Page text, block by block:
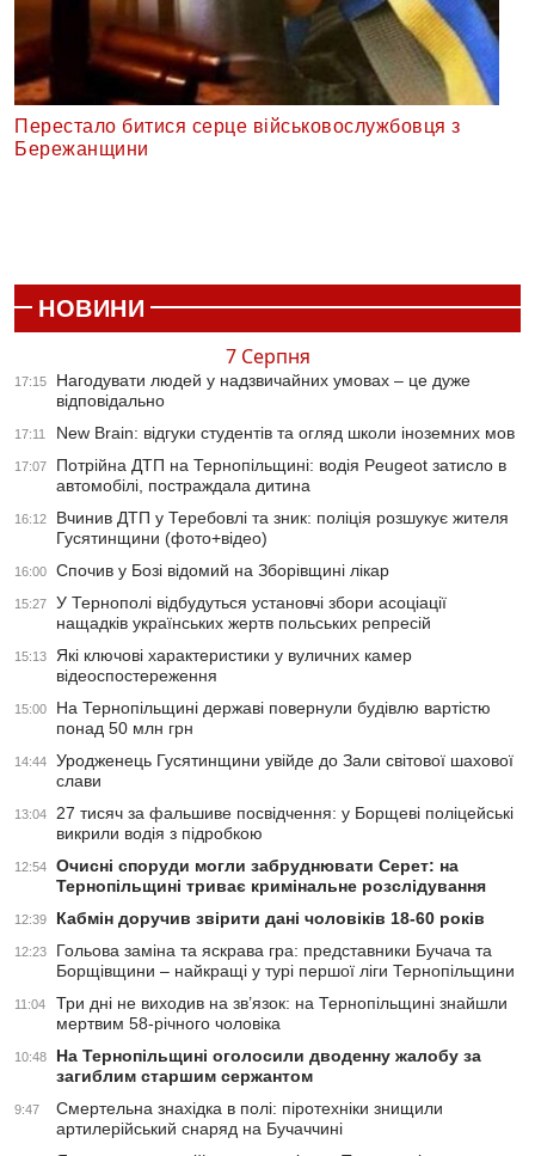
Перестало битися серце військовослужбовця з
Бережанщини
НОВИНИ
7 Серпня
17:15
Нагодувати людей у надзвичайних умовах – це дуже
відповідально
17:11 New Brain: відгуки студентів та огляд школи іноземних мов
17:07
Потрійна ДТП на Тернопільщині: водія Peugeot затисло в
автомобілі, постраждала дитина
16:12
Вчинив ДТП у Теребовлі та зник: поліція розшукує жителя
Гусятинщини (фото+відео)
16:00 Спочив у Бозі відомий на Зборівщині лікар
15:27
У Тернополі відбудуться установчі збори асоціації
нащадків українських жертв польських репресій
15:13
Які ключові характеристики у вуличних камер
відеоспостереження
15:00
На Тернопільщині державі повернули будівлю вартістю
понад 50 млн грн
14:44
Уродженець Гусятинщини увійде до Зали світової шахової
слави
13:04
27 тисяч за фальшиве посвідчення: у Борщеві поліцейські
викрили водія з підробкою
12:54
Очисні споруди могли забруднювати Серет: на
Тернопільщині триває кримінальне розслідування
12:39 Кабмін доручив звірити дані чоловіків 18-60 років
12:23
Гольова заміна та яскрава гра: представники Бучача та
Борщівщини – найкращі у турі першої ліги Тернопільщини
11:04
Три дні не виходив на зв’язок: на Тернопільщині знайшли
мертвим 58-річного чоловіка
10:48
На Тернопільщині оголосили дводенну жалобу за
загиблим старшим сержантом
9:47
Смертельна знахідка в полі: піротехніки знищили
артилерійський снаряд на Бучаччині